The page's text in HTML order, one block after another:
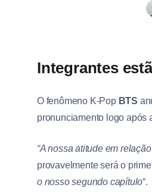
Integrantes
O fenômeno K-PopBTS
pronunciamento logo após
“A nossa atitude em
provavelmente será o
o nosso segundo capítulo“.